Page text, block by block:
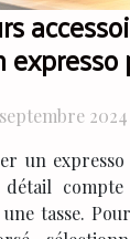
septembre 2024
un
tasse.